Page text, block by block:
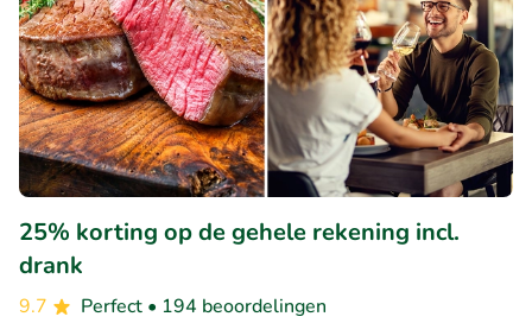
25% korting op de gehele rekening incl.
drank
9.7 Perfect • 194 beoordelingen